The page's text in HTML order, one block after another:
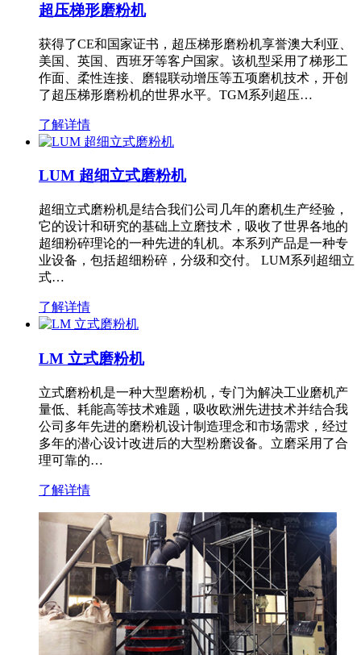
超压梯形磨粉机
获得了CE和国家证书，超压梯形磨粉机享誉澳大利亚、
美国、英国、西班牙等客户国家。该机型采用了梯形工
作面、柔性连接、磨辊联动增压等五项磨机技术，开创
了超压梯形磨粉机的世界水平。TGM系列超压…
了解详情
LUM 超细立式磨粉机
超细立式磨粉机是结合我们公司几年的磨机生产经验，
它的设计和研究的基础上立磨技术，吸收了世界各地的
超细粉碎理论的一种先进的轧机。本系列产品是一种专
业设备，包括超细粉碎，分级和交付。 LUM系列超细立
式…
了解详情
LM 立式磨粉机
立式磨粉机是一种大型磨粉机，专门为解决工业磨机产
量低、耗能高等技术难题，吸收欧洲先进技术并结合我
公司多年先进的磨粉机设计制造理念和市场需求，经过
多年的潜心设计改进后的大型粉磨设备。立磨采用了合
理可靠的…
了解详情